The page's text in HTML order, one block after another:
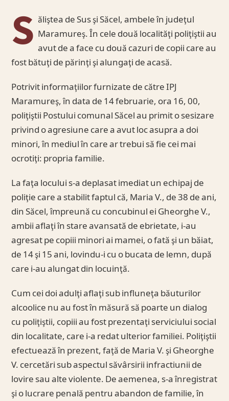
S ăliştea de Sus şi Săcel, ambele în judeţul
Maramureş. În cele două localităţi poliţiştii au
avut de a face cu două cazuri de copii care au
fost bătuţi de părinţi şi alungaţi de acasă.
Potrivit informaţiilor furnizate de către IPJ
Maramureş, în data de 14 februarie, ora 16, 00,
poliţiştii Postului comunal Săcel au primit o sesizare
privind o agresiune care a avut loc asupra a doi
minori, în mediul în care ar trebui să fie cei mai
ocrotiţi: propria familie.
La faţa locului s-a deplasat imediat un echipaj de
poliţie care a stabilit faptul că, Maria V., de 38 de ani,
din Săcel, împreună cu concubinul ei Gheorghe V.,
ambii aflaţi în stare avansată de ebrietate, i-au
agresat pe copiii minori ai mamei, o fată şi un băiat,
de 14 şi 15 ani, lovindu-i cu o bucata de lemn, după
care i-au alungat din locuinţă.
Cum cei doi adulţi aflaţi sub influneţa băuturilor
alcoolice nu au fost în măsură să poarte un dialog
cu poliţiştii, copiii au fost prezentaţi serviciului social
din localitate, care i-a redat ulterior familiei. Poliţiştii
efectuează în prezent, faţă de Maria V. şi Gheorghe
V. cercetări sub aspectul săvârsirii infractiunii de
lovire sau alte violente. De aemenea, s-a înregistrat
şi o lucrare penală pentru abandon de familie, în